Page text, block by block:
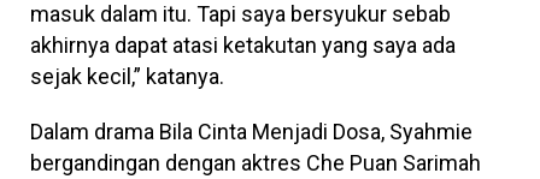
masuk dalam itu. Tapi saya bersyukur sebab
akhirnya dapat atasi ketakutan yang saya ada
sejak kecil,” katanya.
Dalam drama Bila Cinta Menjadi Dosa, Syahmie
bergandingan dengan aktres Che Puan Sarimah